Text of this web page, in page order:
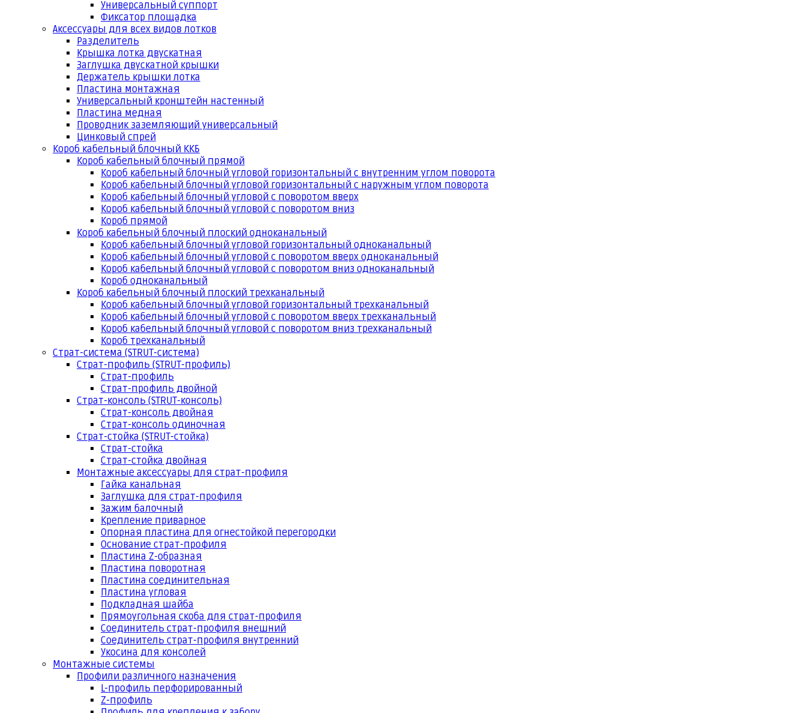
Универсальный суппорт
Фиксатор площадка
Аксессуары для всех видов лотков
Разделитель
Крышка лотка двускатная
Заглушка двускатной крышки
Держатель крышки лотка
Пластина монтажная
Универсальный кронштейн настенный
Пластина медная
Проводник заземляющий универсальный
Цинковый спрей
Короб кабельный блочный ККБ
Короб кабельный блочный прямой
Короб кабельный блочный угловой горизонтальный с внутренним углом поворота
Короб кабельный блочный угловой горизонтальный с наружным углом поворота
Короб кабельный блочный угловой с поворотом вверх
Короб кабельный блочный угловой с поворотом вниз
Короб прямой
Короб кабельный блочный плоский одноканальный
Короб кабельный блочный угловой горизонтальный одноканальный
Короб кабельный блочный угловой с поворотом вверх одноканальный
Короб кабельный блочный угловой с поворотом вниз одноканальный
Короб одноканальный
Короб кабельный блочный плоский трехканальный
Короб кабельный блочный угловой горизонтальный трехканальный
Короб кабельный блочный угловой с поворотом вверх трехканальный
Короб кабельный блочный угловой с поворотом вниз трехканальный
Короб трехканальный
Страт-система (STRUT-система)
Страт-профиль (STRUT-профиль)
Страт-профиль
Страт-профиль двойной
Страт-консоль (STRUT-консоль)
Страт-консоль двойная
Страт-консоль одиночная
Страт-стойка (STRUT-стойка)
Страт-стойка
Страт-стойка двойная
Монтажные аксессуары для страт-профиля
Гайка канальная
Заглушка для страт-профиля
Зажим балочный
Крепление приварное
Опорная пластина для огнестойкой перегородки
Основание страт-профиля
Пластина Z-образная
Пластина поворотная
Пластина соединительная
Пластина угловая
Подкладная шайба
Прямоугольная скоба для страт-профиля
Соединитель страт-профиля внешний
Соединитель страт-профиля внутренний
Укосина для консолей
Монтажные системы
Профили различного назначения
L-профиль перфорированный
Z-профиль